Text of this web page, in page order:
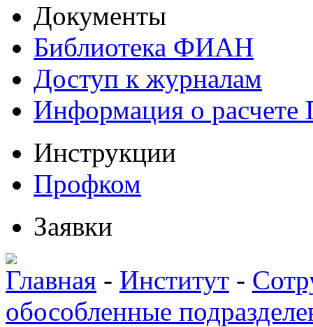
Документы
Библиотека ФИАН
Доступ к журналам
Информация о
Инструкции
Профком
Заявки
Главная - Институт -
обособленные